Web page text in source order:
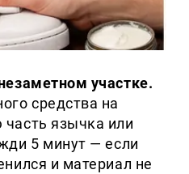
участке.
средства на
язычка или
5 минут — если
и материал не